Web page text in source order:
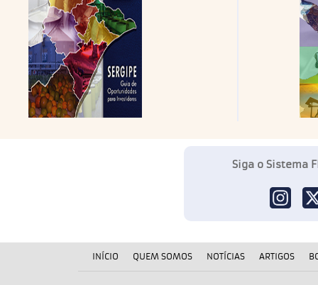
Siga o Sistema
INÍCIO QUEM SOMOS NOTÍCIAS ARTIGOS